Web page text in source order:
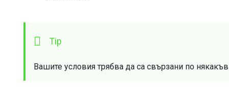
Вашите условия трябва да са свързани по някакъв